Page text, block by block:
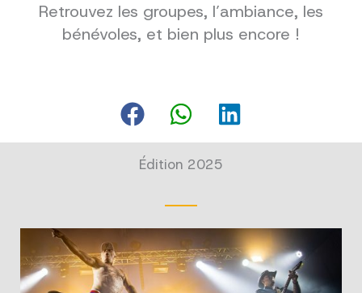
Retrouvez les groupes, l’ambiance, les
bénévoles, et bien plus encore !
Édition 2025